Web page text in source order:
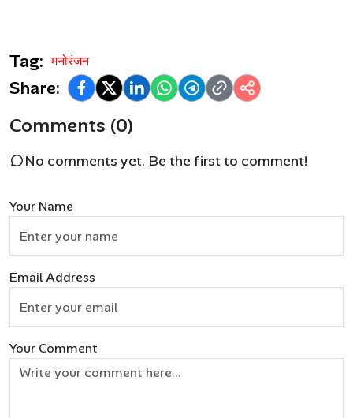
Tag: मनोरंजन
Share:
Comments (0)
No comments yet. Be the first to comment!
Your Name
Email Address
Your Comment